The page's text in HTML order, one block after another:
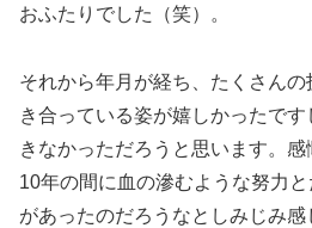
おふたりでした（笑）。
それから年月が経ち、たくさん
き合っている姿が嬉しかったで
きなかっただろうと思います。
10年の間に血の滲むような努力
があったのだろうなとしみじみ感